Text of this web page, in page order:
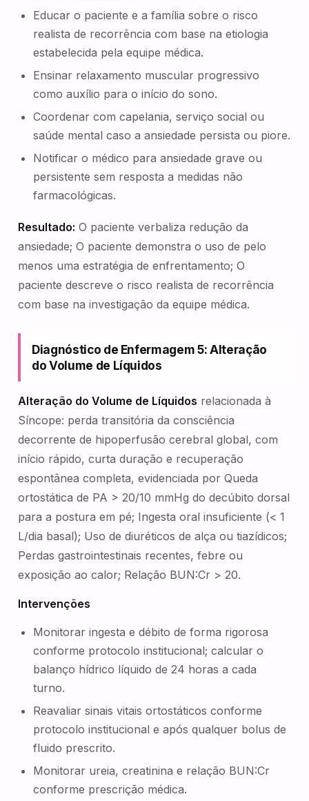
Educar o paciente e a família sobre o risco
realista de recorrência com base na etiologia
estabelecida pela equipe médica.
Ensinar relaxamento muscular progressivo
como auxílio para o início do sono.
Coordenar com capelania, serviço social ou
saúde mental caso a ansiedade persista ou piore.
Notificar o médico para ansiedade grave ou
persistente sem resposta a medidas não
farmacológicas.
Resultado: O paciente verbaliza redução da
ansiedade; O paciente demonstra o uso de pelo
menos uma estratégia de enfrentamento; O
paciente descreve o risco realista de recorrência
com base na investigação da equipe médica.
Diagnóstico de Enfermagem 5: Alteração
do Volume de Líquidos
Alteração do Volume de Líquidos relacionada à
Síncope: perda transitória da consciência
decorrente de hipoperfusão cerebral global, com
início rápido, curta duração e recuperação
espontânea completa, evidenciada por Queda
ortostática de PA > 20/10 mmHg do decúbito dorsal
para a postura em pé; Ingesta oral insuficiente (< 1
L/dia basal); Uso de diuréticos de alça ou tiazídicos;
Perdas gastrointestinais recentes, febre ou
exposição ao calor; Relação BUN:Cr > 20.
Intervenções
Monitorar ingesta e débito de forma rigorosa
conforme protocolo institucional; calcular o
balanço hídrico líquido de 24 horas a cada
turno.
Reavaliar sinais vitais ortostáticos conforme
protocolo institucional e após qualquer bolus de
fluido prescrito.
Monitorar ureia, creatinina e relação BUN:Cr
conforme prescrição médica.